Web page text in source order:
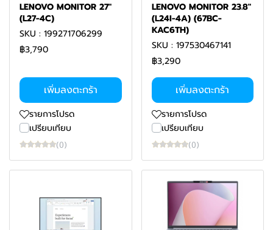
LENOVO MONITOR 27"
(L27-4C)
SKU : 199271706299
฿3,790
เพิ่มลงตะกร้า
รายการโปรด
เปรียบเทียบ
(0)
LENOVO MONITOR 23.8"
(L24I-4A) (67BC-
KAC6TH)
SKU : 197530467141
฿3,290
เพิ่มลงตะกร้า
รายการโปรด
เปรียบเทียบ
(0)